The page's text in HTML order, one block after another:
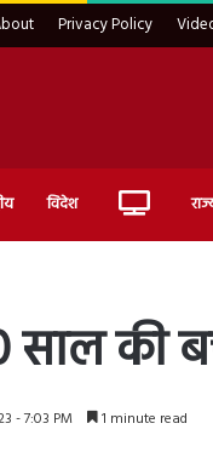
Privacy Policy
विदेश Live
साल की
- 7:03 PM 1 minute read